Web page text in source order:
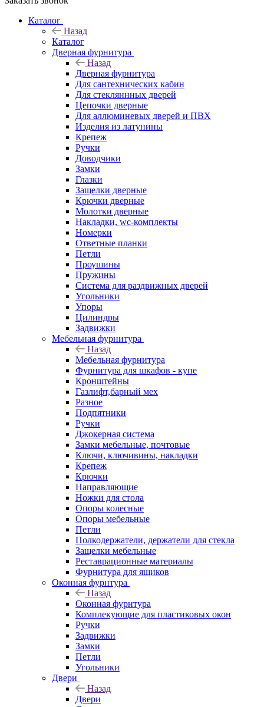
Каталог
Назад
Каталог
Дверная фурнитура
Назад
Дверная фурнитура
Для сантехнических кабин
Для стекляннных дверей
Цепочки дверные
Для аллюминевых дверей и ПВХ
Изделия из латунины
Крепеж
Ручки
Доводчики
Замки
Глазки
Защелки дверные
Крючки дверные
Молотки дверные
Накладки, wc-комплекты
Номерки
Ответные планки
Петли
Проушины
Пружины
Система для раздвижных дверей
Угольники
Упоры
Цилиндры
Задвижки
Мебельная фурнитура
Назад
Мебельная фурнитура
Фурнитура для шкафов - купе
Кронштейны
Газлифт,барный мех
Разное
Подпятники
Ручки
Джокерная система
Замки мебельные, почтовые
Ключи, ключивины, накладки
Крепеж
Крючки
Направляющие
Ножки для стола
Опоры колесные
Опоры мебельные
Петли
Полкодержатели, держатели для стекла
Защелки мебельные
Реставрационные материалы
Фурнитура для ящиков
Оконная фурнтура
Назад
Оконная фурнтура
Комплекующие для пластиковых окон
Ручки
Задвижки
Замки
Петли
Угольники
Двери
Назад
Двери